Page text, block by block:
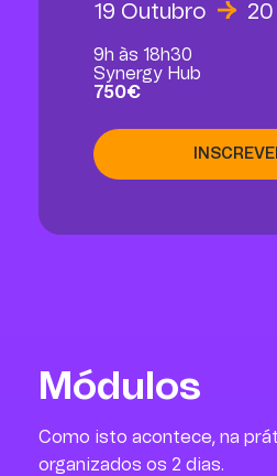
19 Outubro
9h às 18h30
Synergy Hub
750€
Módulos
Como isto acontece, na
organizados os 2 dias.